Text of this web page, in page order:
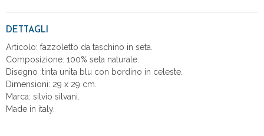
DETTAGLI
Articolo: fazzoletto da taschino in seta.
Composizione: 100% seta naturale.
Disegno :tinta unita blu con bordino in celeste.
Dimensioni: 29 x 29 cm.
Marca: silvio silvani.
Made in italy.